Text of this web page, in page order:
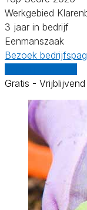
Werkgebied
3 jaar in bedrijf
Eenmanszaak
Bezoek
Gratis - Vrijblijvend